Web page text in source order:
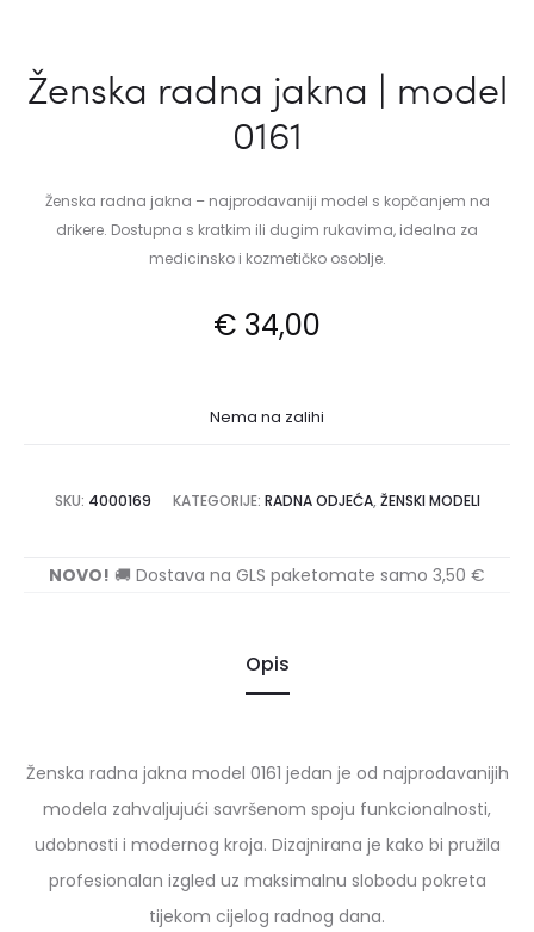
Ženska radna jakna | model
0161
Ženska radna jakna – najprodavaniji model s kopčanjem na
drikere. Dostupna s kratkim ili dugim rukavima, idealna za
medicinsko i kozmetičko osoblje.
€ 34,00
Nema na zalihi
SKU: 4000169 KATEGORIJE: RADNA ODJEĆA, ŽENSKI MODELI
NOVO! 🚚 Dostava na GLS paketomate samo 3,50 €
Opis
Ženska radna jakna model 0161 jedan je od najprodavanijih
modela zahvaljujući savršenom spoju funkcionalnosti,
udobnosti i modernog kroja. Dizajnirana je kako bi pružila
profesionalan izgled uz maksimalnu slobodu pokreta
tijekom cijelog radnog dana.